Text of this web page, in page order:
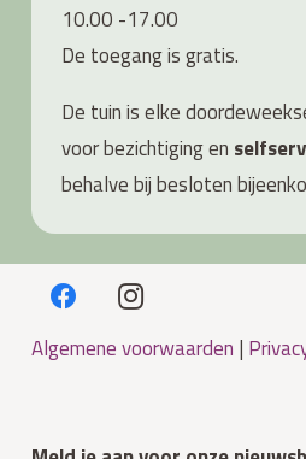
10.00 -17.00
De toegang is gratis.
De tuin is elke
voor bezichtiging en s
behalve bij besloten
Algemene voorwaarden |